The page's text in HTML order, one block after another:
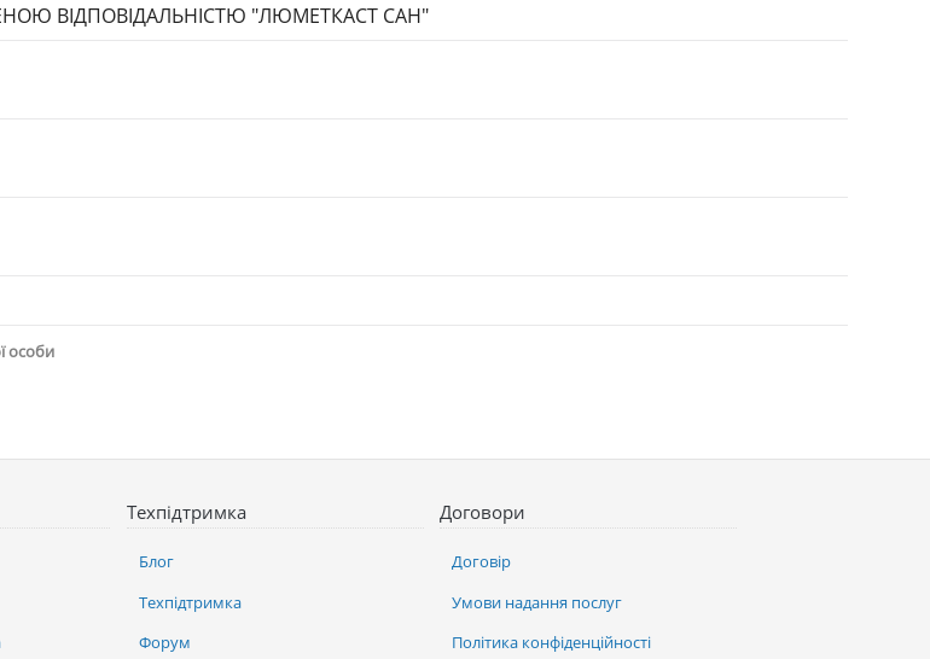
ВІДПОВІДАЛЬНІСТЮ "ЛЮМЕТКАСТ САН"
особи
Техпідтримка
Блог
Техпідтримка
Форум
Договори
Договір
Умови надання послуг
Політика конфіденційності